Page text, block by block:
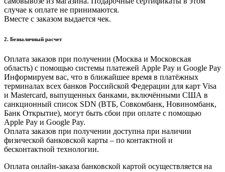
случае к оплате не принимаются.
Вместе с заказом выдается чек.
2. Безналичный расчет
Оплата заказов при получении (Москва и Московская
область) с помощью системы платежей Apple Pay и Google Pay
Информируем вас, что в ближайшее время в платёжных
терминалах всех банков Российской Федерации для карт Visa
и Masterсard, выпущенных банками, включёнными США в
санкционный список SDN (ВТБ, Совкомбанк, Новиномбанк,
Банк Открытие), могут быть сбои при оплате с помощью
Apple Pay и Google Pay.
Оплата заказов при получении доступна при наличии
физической банковской карты – по контактной и
бесконтактной технологии.
Оплата онлайн-заказа банковской картой осуществляется на